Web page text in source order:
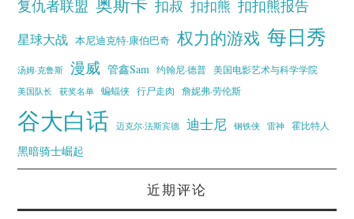
复仇者联盟 扣叔 扣扣熊 扣扣熊报告
星球大战 本尼迪克特·康伯巴奇 权力的游戏 每日秀
汤姆·克鲁斯 漫威 管鑫Sam 约翰尼·德普
美国电影艺术与科学学院
美国队长
获奖名单 蝙蝠侠 行尸走肉 詹妮弗·劳伦斯
谷大白话 迈克尔·法斯宾德 迪士尼 钢铁侠 雷神 霍比特人
黑暗骑士崛起
近期评论